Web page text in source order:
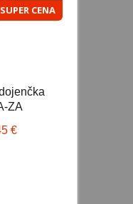
SUPER CENA
ZA
€